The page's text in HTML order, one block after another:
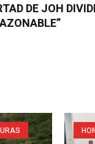
DE JOH